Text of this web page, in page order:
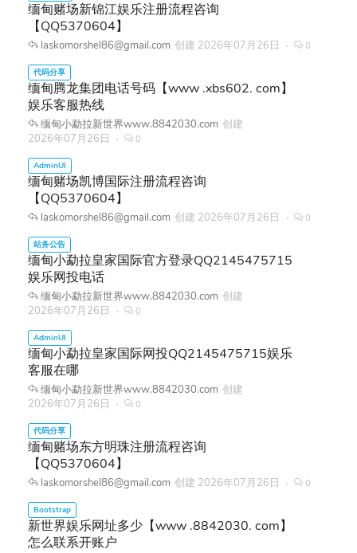
缅甸赌场新锦江娱乐注册流程咨询
【QQ5370604】
laskomorshel86@gmail.com 创建 2026年07月26日 0
缅甸腾龙集团电话号码【www .xbs602. com】
娱乐客服热线
缅甸小勐拉新世界www.8842030.com 创建
2026年07月26日
0
缅甸赌场凯博国际注册流程咨询
【QQ5370604】
laskomorshel86@gmail.com 创建 2026年07月26日 0
缅甸小勐拉皇家国际官方登录QQ2145475715
娱乐网投电话
缅甸小勐拉新世界www.8842030.com 创建
2026年07月26日
0
缅甸小勐拉皇家国际网投QQ2145475715娱乐
客服在哪
缅甸小勐拉新世界www.8842030.com 创建
2026年07月26日
0
缅甸赌场东方明珠注册流程咨询
【QQ5370604】
laskomorshel86@gmail.com 创建 2026年07月26日 0
新世界娱乐网址多少【www .8842030. com】
怎么联系开账户